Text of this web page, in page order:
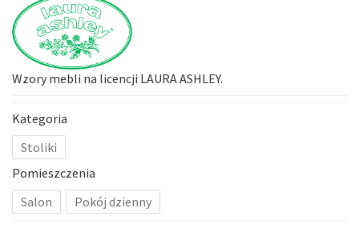
Wzory mebli na licencji LAURA ASHLEY.
Kategoria
Stoliki
Pomieszczenia
Salon
Pokój dzienny